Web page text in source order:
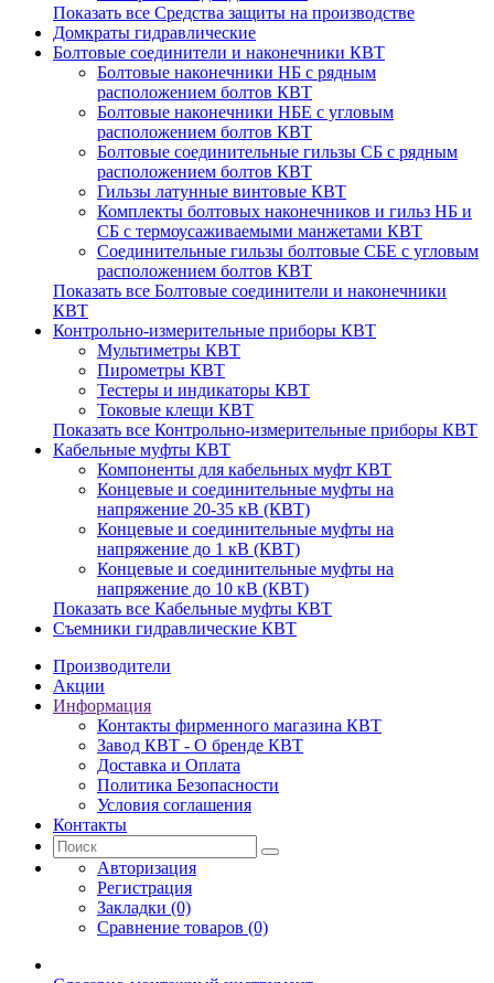
Показать все Средства защиты на производстве
Домкраты гидравлические
Болтовые соединители и наконечники КВТ
Болтовые наконечники НБ с рядным
расположением болтов КВТ
Болтовые наконечники НБЕ с угловым
расположением болтов КВТ
Болтовые соединительные гильзы СБ с рядным
расположением болтов КВТ
Гильзы латунные винтовые КВТ
Комплекты болтовых наконечников и гильз НБ и
СБ с термоусаживаемыми манжетами КВТ
Соединительные гильзы болтовые CБЕ с угловым
расположением болтов КВТ
Показать все Болтовые соединители и наконечники
КВТ
Контрольно-измерительные приборы КВТ
Мультиметры КВТ
Пирометры КВТ
Тестеры и индикаторы КВТ
Токовые клещи КВТ
Показать все Контрольно-измерительные приборы КВТ
Кабельные муфты КВТ
Компоненты для кабельных муфт КВТ
Концевые и соединительные муфты на
напряжение 20-35 кВ (КВТ)
Концевые и соединительные муфты на
напряжение до 1 кВ (КВТ)
Концевые и соединительные муфты на
напряжение до 10 кВ (КВТ)
Показать все Кабельные муфты КВТ
Съемники гидравлические КВТ
Производители
Акции
Информация
Контакты фирменного магазина КВТ
Завод КВТ - О бренде КВТ
Доставка и Оплата
Политика Безопасности
Условия соглашения
Контакты
Авторизация
Регистрация
Закладки (0)
Сравнение товаров (0)